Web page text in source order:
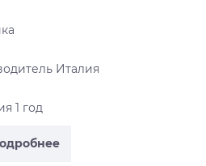
Италия
1 год